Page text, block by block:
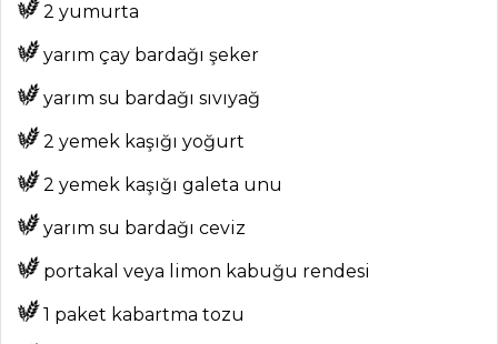
2 yumurta
yarım çay bardağı şeker
yarım su bardağı sıvıyağ
2 yemek kaşığı yoğurt
2 yemek kaşığı galeta unu
yarım su bardağı ceviz
portakal veya limon kabuğu rendesi
1 paket kabartma tozu